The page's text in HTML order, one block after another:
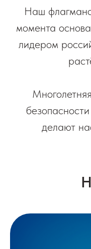
Наш
момента
лидером
делают